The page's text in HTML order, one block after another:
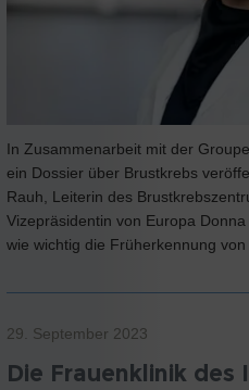
In Zusammenarbeit mit der
ein Dossier über Brustkrebs
Rauh, Leiterin des
Vizepräsidentin von Europa
wie wichtig die Früherkennung
29. September 2023
Die Frauenklinik